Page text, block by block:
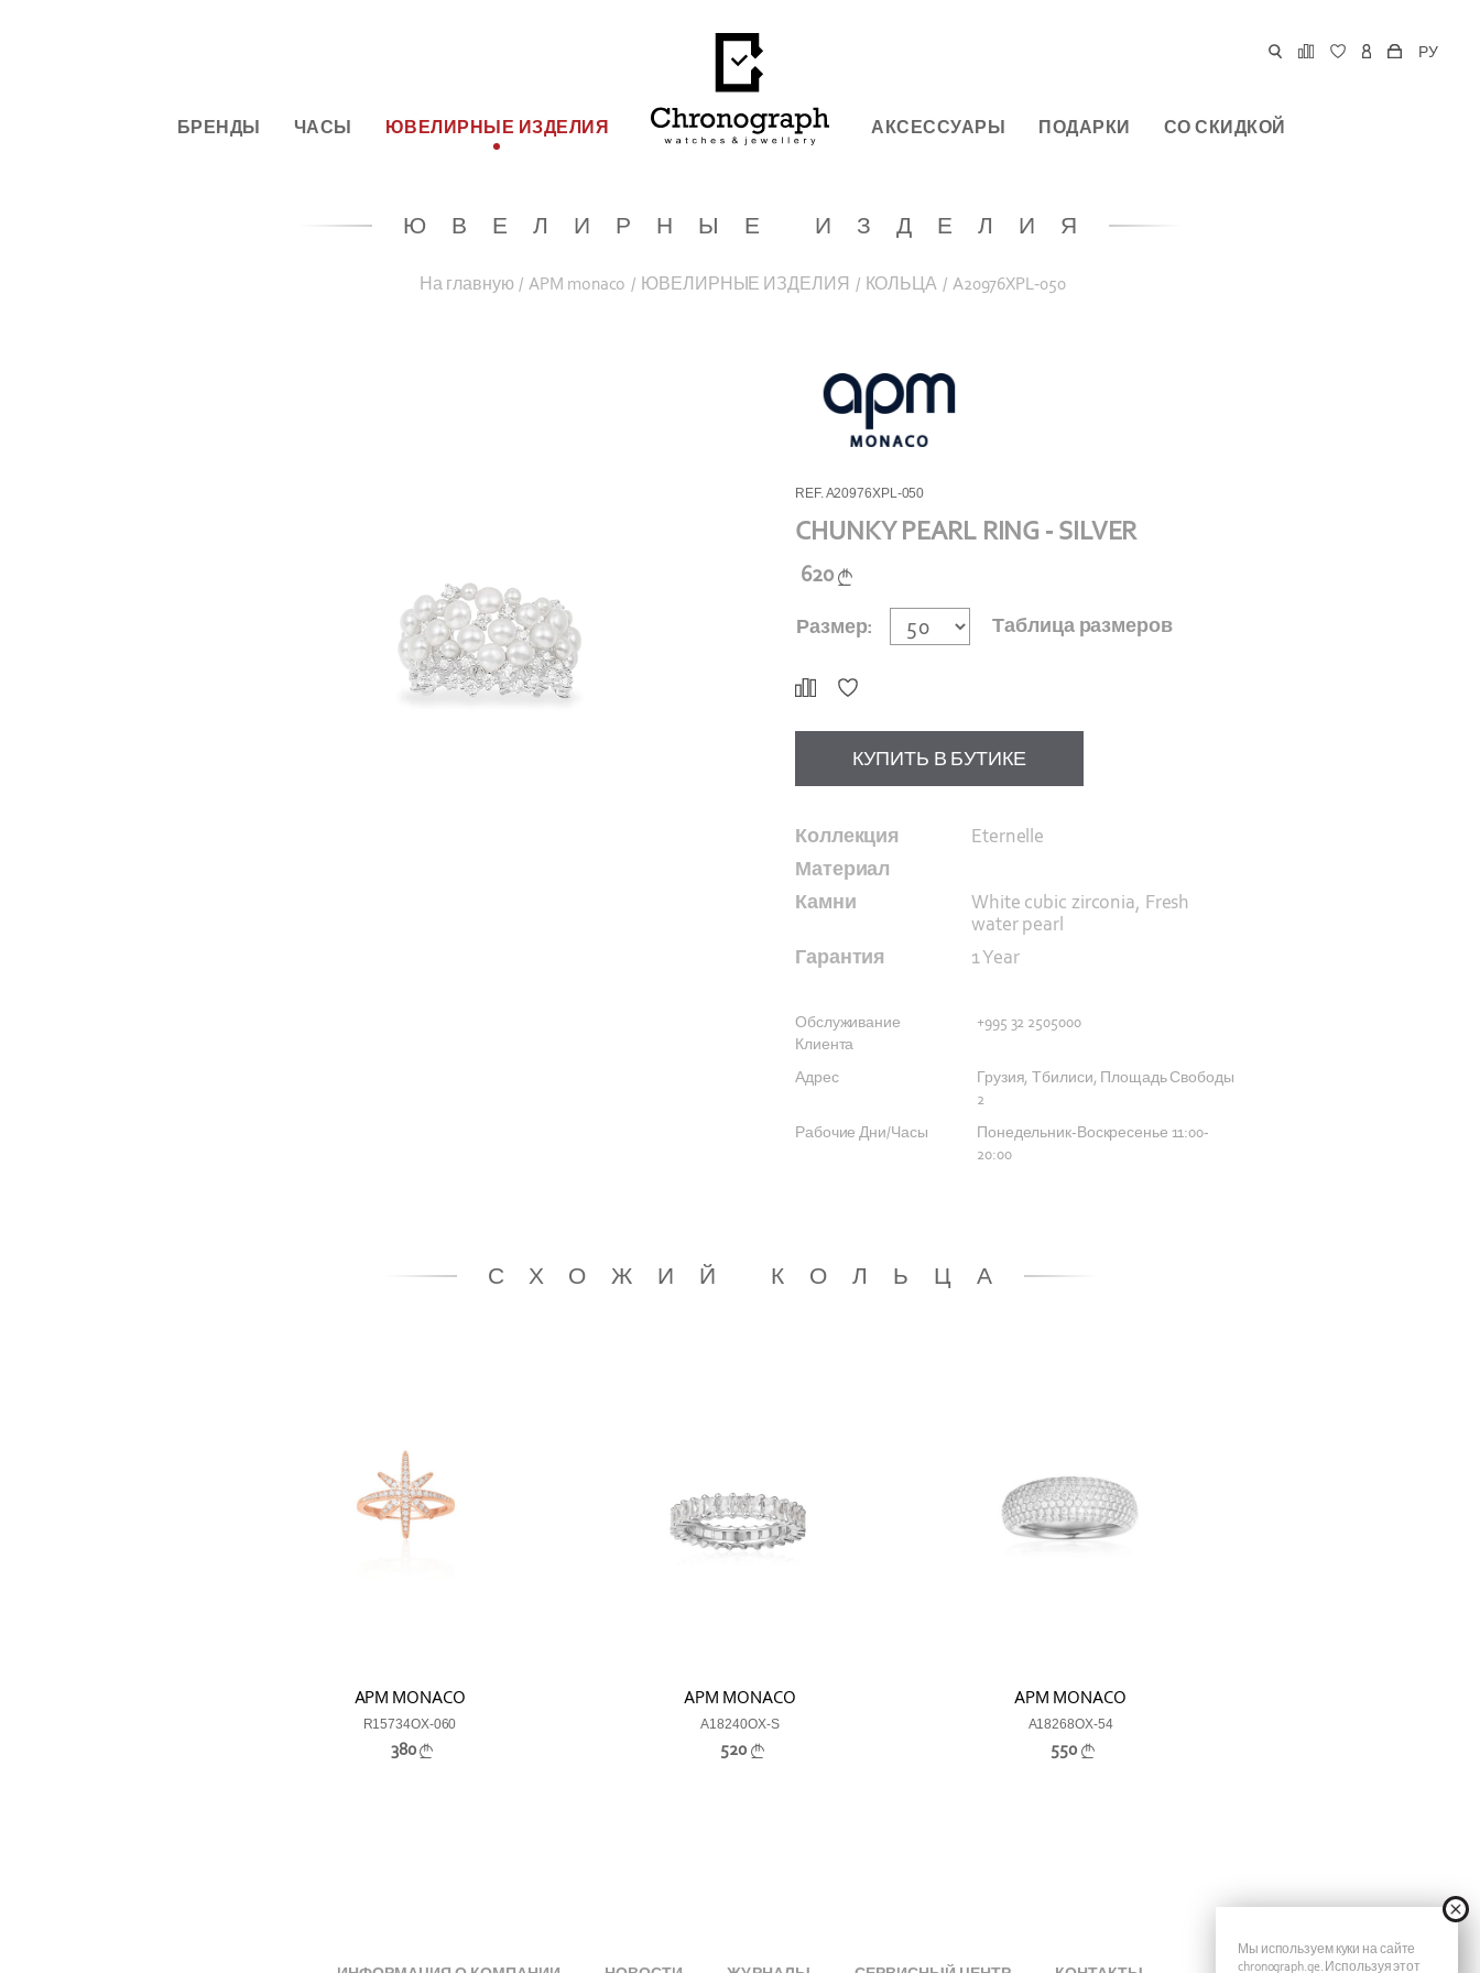
РУ
БРЕНДЫ ЧАСЫ ЮВЕЛИРНЫЕ ИЗДЕЛИЯ АКСЕССУАРЫ ПОДАРКИ СО СКИДКОЙ
ЮВЕЛИРНЫЕ ИЗДЕЛИЯ
На главную / APM monaco / ЮВЕЛИРНЫЕ ИЗДЕЛИЯ / КОЛЬЦА / A20976XPL-050
REF. A20976XPL-050
CHUNKY PEARL RING - SILVER
620
Размер: Таблица размеров
КУПИТЬ В БУТИКЕ
Коллекция
Eternelle
Материал
Камни
White cubic zirconia, Fresh
water pearl
Гарантия
1 Year
Обслуживание
Клиента
+995 32 2505000
Адрес
Грузия, Тбилиси, Площадь Свободы
2
Рабочие Дни/Часы
Понедельник-Воскресенье 11:00-
20:00
СХОЖИЙ КОЛЬЦА
APM MONACO
R15734OX-060
380
APM MONACO
A18240OX-S
520
APM MONACO
A18268OX-54
550
Мы используем куки на сайте
chronograph.ge. Используя этот